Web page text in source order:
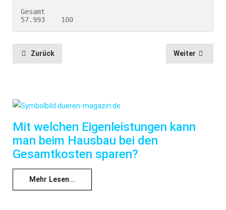
Gesamt
57.993    100
Zurück Weiter
Mit welchen Eigenleistungen kann
man beim Hausbau bei den
Gesamtkosten sparen?
Mehr Lesen...